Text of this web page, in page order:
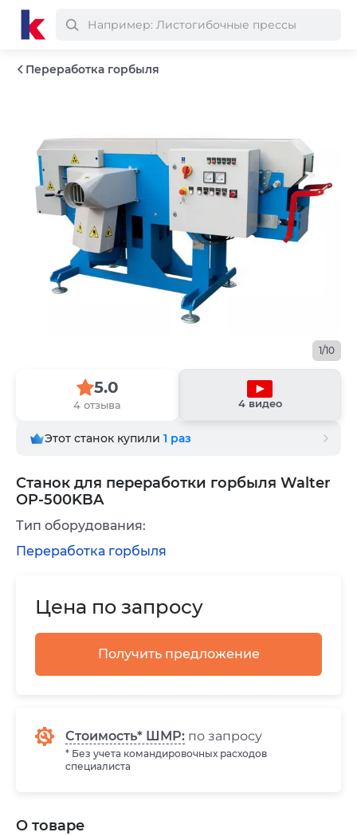
Переработка горбыля
Станок для переработки горбыля Walter
OP-500KBA
1/10
5.0
4 отзыва 4 видео
Этот станок купили 1 раз
Цена по запросу
Получить предложение
Стоимость* ШМР: по запросу
* Без учета командировочных расходов
специалиста
Тип оборудования:
Переработка горбыля
О товаре